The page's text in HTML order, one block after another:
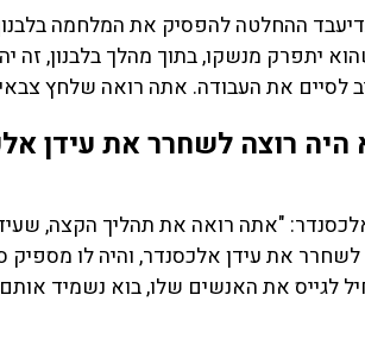
ההחלטה להפסיק את המלחמה
יתפרק מנשקו, בתוך מהלך בלבנון, זה
לסיים את העבודה. אתה רואה שלחץ צבאי
רוצה לשחרר את עידן
"אתה רואה את תהליך הקצה,
את עידן אלכסנדר, והיה לו מספיק
לגייס את האנשים שלו, בוא נשמיד